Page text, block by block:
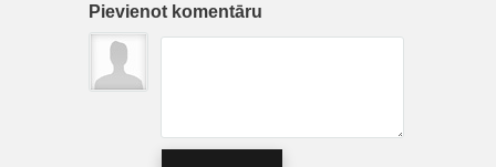
Pievienot komentāru